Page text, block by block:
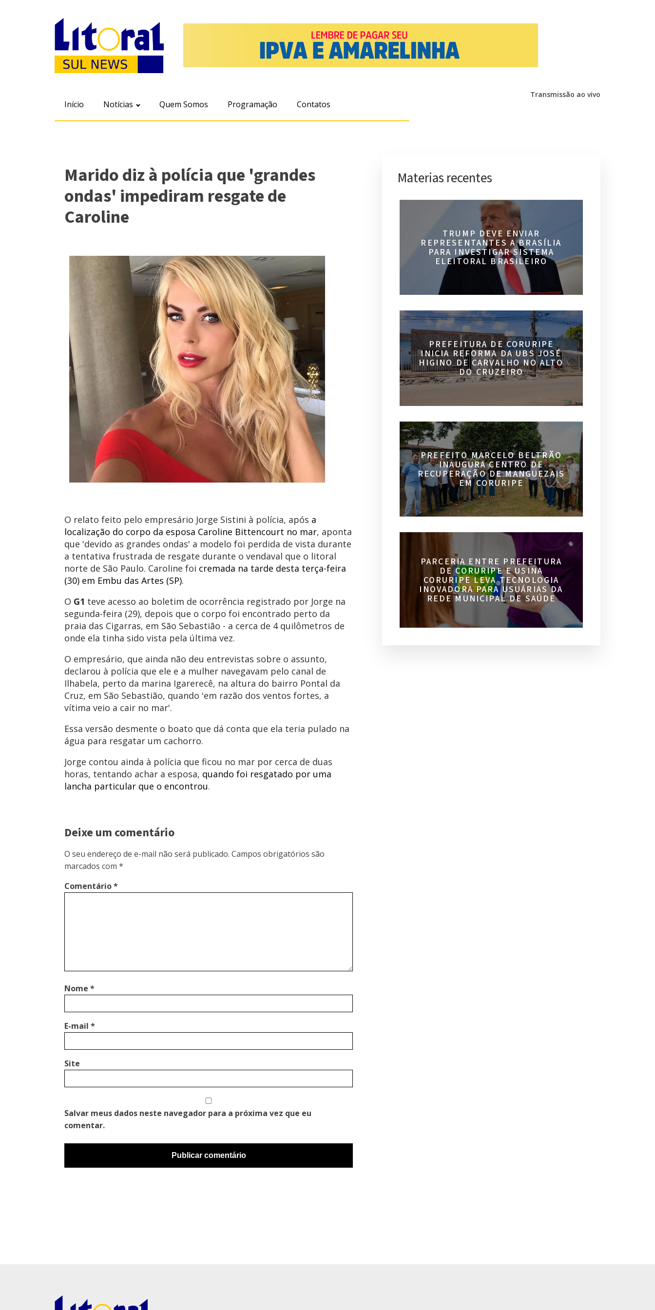
Início Notícias Quem Somos Programação Contatos
Transmissão ao vivo
Marido diz à polícia que 'grandes
ondas' impediram resgate de
Caroline
O relato feito pelo empresário Jorge Sistini à polícia, após a
localização do corpo da esposa Caroline Bittencourt no mar, aponta
que 'devido as grandes ondas' a modelo foi perdida de vista durante
a tentativa frustrada de resgate durante o vendaval que o litoral
norte de São Paulo. Caroline foi cremada na tarde desta terça-feira
(30) em Embu das Artes (SP).
O G1 teve acesso ao boletim de ocorrência registrado por Jorge na
segunda-feira (29), depois que o corpo foi encontrado perto da
praia das Cigarras, em São Sebastião - a cerca de 4 quilômetros de
onde ela tinha sido vista pela última vez.
O empresário, que ainda não deu entrevistas sobre o assunto,
declarou à polícia que ele e a mulher navegavam pelo canal de
Ilhabela, perto da marina Igarerecê, na altura do bairro Pontal da
Cruz, em São Sebastião, quando 'em razão dos ventos fortes, a
vítima veio a cair no mar'.
Essa versão desmente o boato que dá conta que ela teria pulado na
água para resgatar um cachorro.
Jorge contou ainda à polícia que ficou no mar por cerca de duas
horas, tentando achar a esposa, quando foi resgatado por uma
lancha particular que o encontrou.
Deixe um comentário
O seu endereço de e-mail não será publicado. Campos obrigatórios são
marcados com *
Comentário*
Nome *
E-mail *
Site
Salvar meus dados neste navegador para a próxima vez que eu
comentar.
Materias recentes
TRUMP DEVE ENVIAR
REPRESENTANTES A BRASÍLIA
PARA INVESTIGAR SISTEMA
ELEITORAL BRASILEIRO
PREFEITURA DE CORURIPE
INICIA REFORMA DA UBS JOSÉ
HIGINO DE CARVALHO NO ALTO
DO CRUZEIRO
PREFEITO MARCELO BELTRÃO
INAUGURA CENTRO DE
RECUPERAÇÃO DE MANGUEZAIS
EM CORURIPE
PARCERIA ENTRE PREFEITURA
DE CORURIPE E USINA
CORURIPE LEVA TECNOLOGIA
INOVADORA PARA USUÁRIAS DA
REDE MUNICIPAL DE SAÚDE